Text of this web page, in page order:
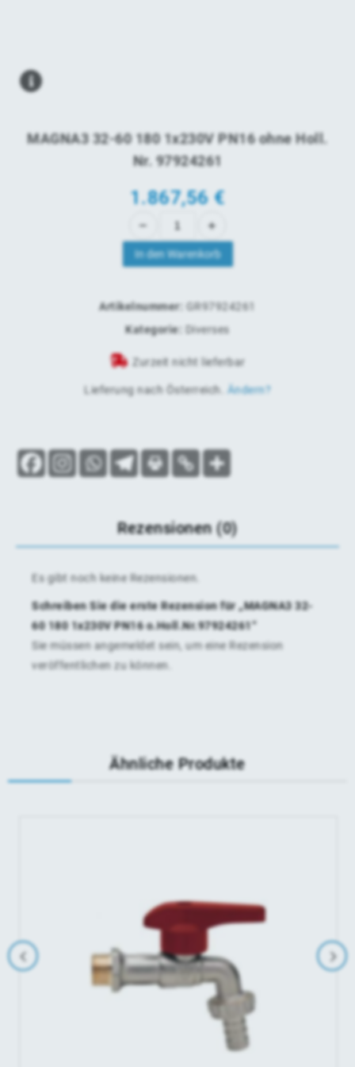
MAGNA3 32-60 180 1x230V PN16 ohne Holl.
Nr. 97924261
1.867,56€
In den Warenkorb
Artikelnummer:
GR97924261
Kategorie:
Diverses
Zurzeit nicht lieferbar
Lieferung nach Österreich Ändern?
Rezensionen (0)
Es gibt noch keine Rezensionen.
Schreiben Sie die erste Rezension für „MAGNA3 32-
60 180 1x230V PN16 o.Holl.Nr.97924261“
Sie müssen angemeldet sein, um eine Rezension
veröffentlichen zu können.
Ähnliche Produkte